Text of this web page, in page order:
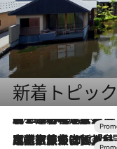
新着トピッ
2026.8.7
【トンボの足水浴】ヒノキの香りに包まれて涼感マックス！約13℃の湧水かけ流しを避暑地「星野温泉 トンボの湯」で体験
2026.7.31
【ホテル帰省】という選択肢をOMOが提案。家族とほどよい距離を保つには「昼は実家、夜は気兼ねなくホテルで！」